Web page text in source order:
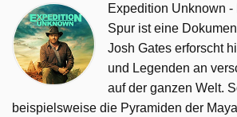
Expedition Unknown -
Spur ist eine
Josh Gates erforscht
und Legenden an
auf der ganzen Welt.
beispielsweise die Pyramiden der